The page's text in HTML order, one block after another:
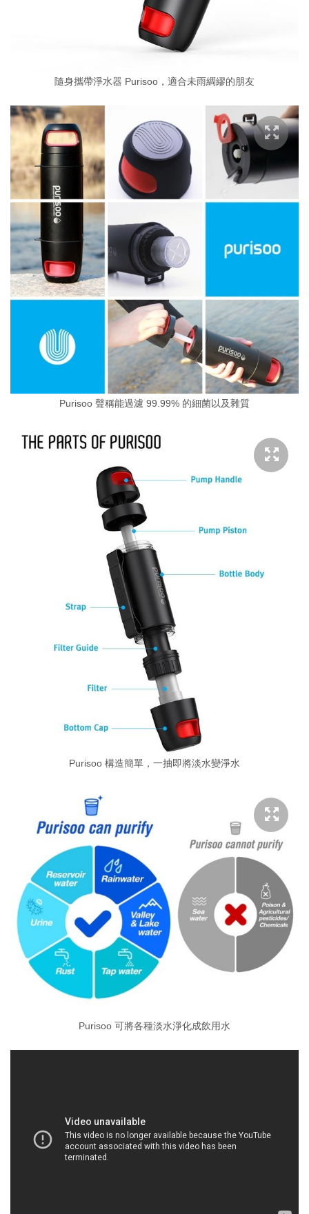
隨身攜帶淨水器 Purisoo，適合未雨綢繆的朋友
Purisoo 聲稱能過濾 99.99% 的細菌以及雜質
Purisoo 構造簡單，一抽即將淡水變淨水
Purisoo 可將各種淡水淨化成飲用水